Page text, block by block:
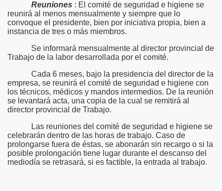
Reuniones : El comité de seguridad e higiene se
reunirá al menos mensualmente y siempre que lo
convoque el presidente, bien por iniciativa propia, bien a
instancia de tres o más miembros.
Se informará mensualmente al director provincial de
Trabajo de la labor desarrollada por el comité.
Cada 6 meses, bajo la presidencia del director de la
empresa, se reunirá el comité de seguridad e higiene con
los técnicos, médicos y mandos intermedios. De la reunión
se levantará acta, una copia de la cual se remitirá al
director provincial de Trabajo.
Las reuniones del comité de seguridad e higiene se
celebrarán dentro de las horas de trabajo. Caso de
prolongarse fuera de éstas, se abonarán sin recargo o si la
posible prolongación tiene lugar durante el descanso del
mediodía se retrasará, si es factible, la entrada al trabajo.